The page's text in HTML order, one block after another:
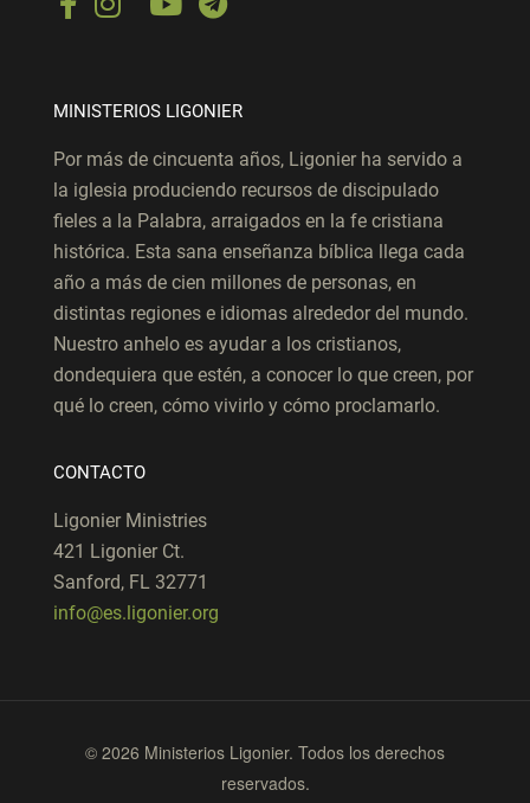
MINISTERIOS LIGONIER
Por más de cincuenta años, Ligonier ha servido a
la iglesia produciendo recursos de discipulado
fieles a la Palabra, arraigados en la fe cristiana
histórica. Esta sana enseñanza bíblica llega cada
año a más de cien millones de personas, en
distintas regiones e idiomas alrededor del mundo.
Nuestro anhelo es ayudar a los cristianos,
dondequiera que estén, a conocer lo que creen, por
qué lo creen, cómo vivirlo y cómo proclamarlo.
CONTACTO
Ligonier Ministries
421 Ligonier Ct.
Sanford, FL 32771
info@es.ligonier.org
© 2026 Ministerios Ligonier. Todos los derechos
reservados.